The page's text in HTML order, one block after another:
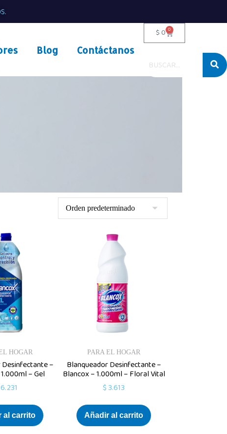
Blog Contáctanos
$0 0
HOGAR
–
– Gel
6.231
al carrito
PARA EL HOGAR
Blanqueador Desinfectante –
Blancox – 1.000ml – Floral Vital
$ 3.613
Añadir al carrito